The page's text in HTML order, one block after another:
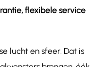
flexibele service
lucht en sfeer. Dat is